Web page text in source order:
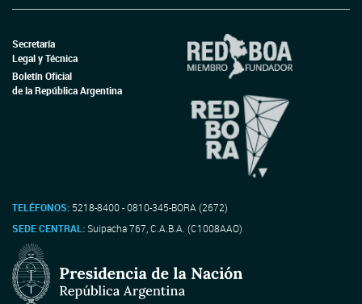
Secretaría
Legal y Técnica
Boletín Oficial
de la República Argentina
TELÉFONOS: 5218-8400 - 0810-345-BORA (2672)
SEDE CENTRAL:Suipacha 767, C.A.B.A. (C1008AAO)